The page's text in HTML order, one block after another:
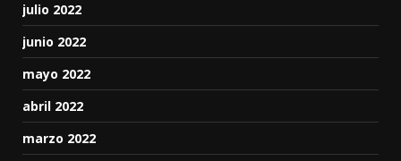
julio 2022
junio 2022
mayo 2022
abril 2022
marzo 2022